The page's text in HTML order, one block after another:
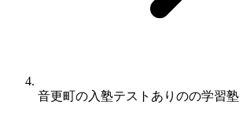
音更町の入塾テストありのの学習塾